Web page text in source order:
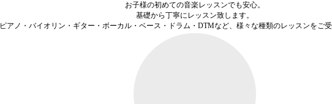
お子様の初めての音楽レッスンでも安心。
基礎から丁寧にレッスン致します。
ピアノ・バイオリン・ギター・ボーカル・ベース・ドラム・DTMなど、様々な種類のレッスンをご受